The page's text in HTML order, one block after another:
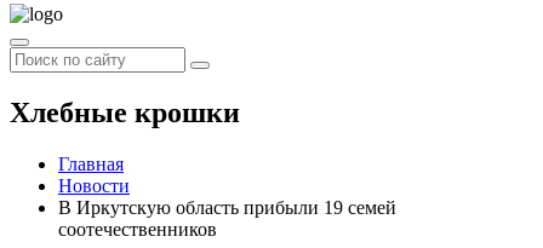
Хлебные крошки
Главная
Новости
В Иркутскую область прибыли 19 семей
соотечественников